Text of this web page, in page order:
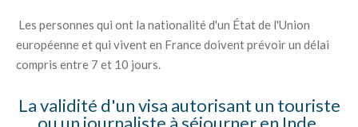
Les personnes qui ont la nationalité d'un État de l'Union
européenne et qui vivent en France doivent prévoir un délai
compris entre 7 et 10 jours.
La validité d'un visa autorisant un touriste
ou un journaliste à séjourner en Inde.